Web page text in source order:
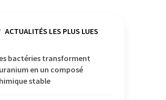
ACTUALITÉS LES PLUS LUES
bactéries transforment
en un composé
stable